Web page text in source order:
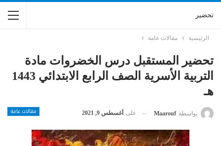
تحضير
الرئيسية مقالات عامة
تحضير المستقبل درس الخضروات مادة
التربية الأسرية الصف الرابع الابتدائي 1443
هـ
مقالات عامة بواسطة Maarouf على أغسطس 9, 2021